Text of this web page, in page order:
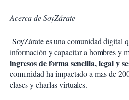
Acerca de SoyZárate
SoyZárate es una comunidad digital
información y capacitar a hombres y
ingresos de forma sencilla, legal y
comunidad ha impactado a más de
clases y charlas virtuales.